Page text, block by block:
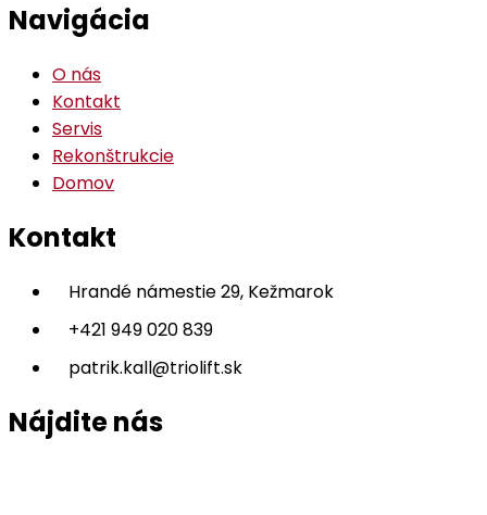
Navigácia
O nás
Kontakt
Servis
Rekonštrukcie
Domov
Kontakt
Hrandé námestie 29, Kežmarok
+421 949 020 839
patrik.kall@triolift.sk
Nájdite nás